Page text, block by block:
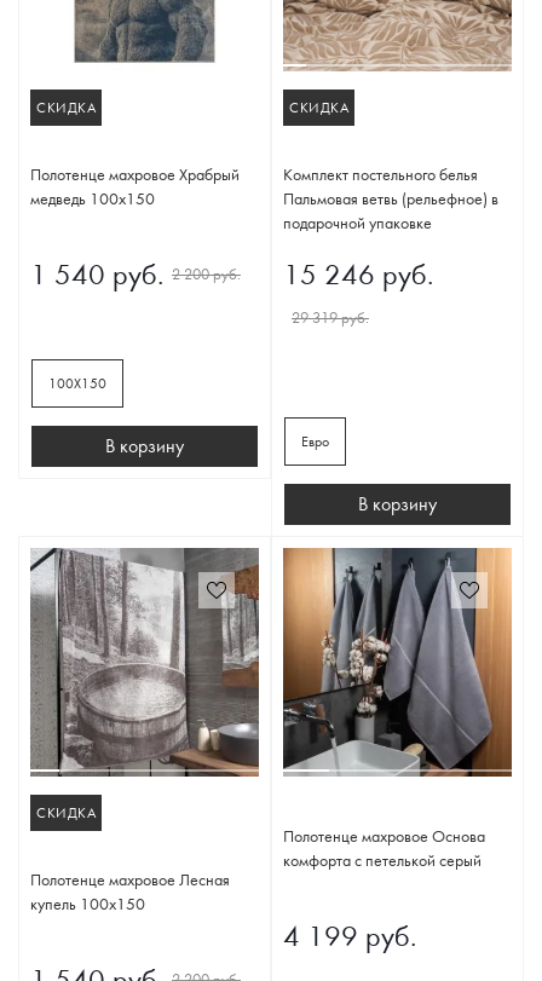
СКИДКА
Полотенце махровое Храбрый
медведь 100х150
1 540 руб. 2 200 руб.
100Х150
В корзину
СКИДКА
Комплект постельного белья
Пальмовая ветвь (рельефное) в
подарочной упаковке
15 246 руб.
29 319 руб.
Евро
В корзину
СКИДКА
Полотенце махровое Лесная
купель 100х150
Полотенце махровое Основа
комфорта с петелькой серый
4 199 руб.